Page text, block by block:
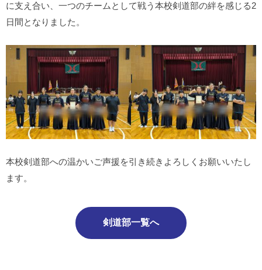
に支え合い、一つのチームとして戦う本校剣道部の絆を感じる2
日間となりました。
本校剣道部への温かいご声援を引き続きよろしくお願いいたし
ます。
剣道部一覧へ